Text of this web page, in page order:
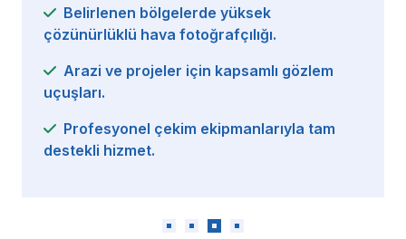
yüksek
fotoğrafçılığı.
için kapsamlı gözlem
ekipmanlarıyla tam
alma imkânı.
Teorik
Tüm